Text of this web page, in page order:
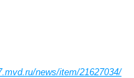
news/item/21627034/